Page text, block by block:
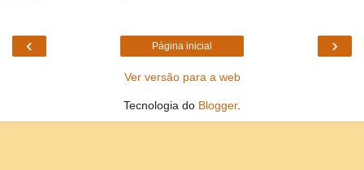
‹ ›
Página inicial
Ver versão para a web
Tecnologia do Blogger.